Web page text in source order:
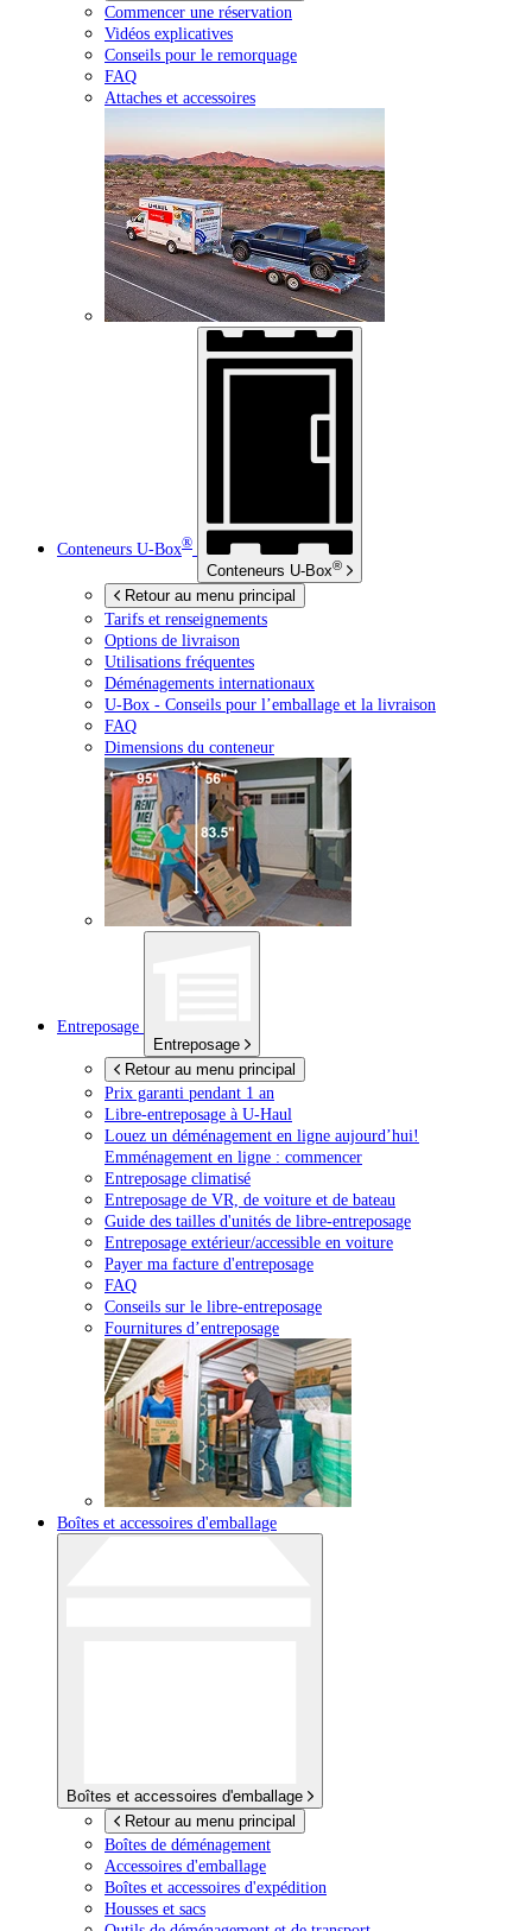
Commencer une réservation
Vidéos explicatives
Conseils pour le remorquage
FAQ
Attaches et accessoires
Conteneurs U-Box®
Conteneurs U-Box®
Retour au menu principal
Tarifs et renseignements
Options de livraison
Utilisations fréquentes
Déménagements internationaux
U-Box - Conseils pour l’emballage et la livraison
FAQ
Dimensions du conteneur
Entreposage
Entreposage
Retour au menu principal
Prix garanti pendant 1 an
Libre-entreposage à U-Haul
Louez un déménagement en ligne aujourd’hui!
Emménagement en ligne : commencer
Entreposage climatisé
Entreposage de VR, de voiture et de bateau
Guide des tailles d'unités de libre-entreposage
Entreposage extérieur/accessible en voiture
Payer ma facture d'entreposage
FAQ
Conseils sur le libre-entreposage
Fournitures d’entreposage
Boîtes et accessoires d'emballage
Boîtes et accessoires d'emballage
Retour au menu principal
Boîtes de déménagement
Accessoires d'emballage
Boîtes et accessoires d'expédition
Housses et sacs